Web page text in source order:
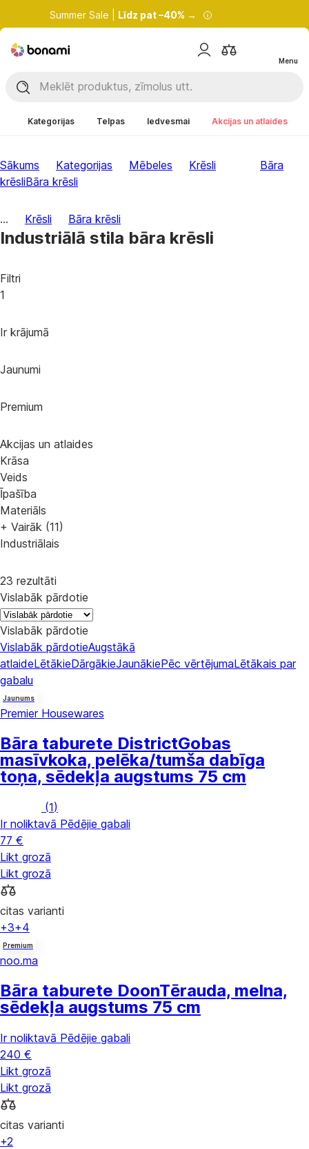
Summer Sale | Līdz pat –40% →
Menu
Kategorijas Telpas Iedvesmai Akcijas un atlaides
Sākums Kategorijas Mēbeles Krēsli
Bāra
krēsliBāra krēsli
... Krēsli Bāra krēsli
Industriālā stila bāra krēsli
Filtri
1
Ir krājumā
Jaunumi
Premium
Akcijas un atlaides
Krāsa
Veids
Īpašība
Materiāls
+ Vairāk (11)
Industriālais
23 rezultāti
Vislabāk pārdotie
Vislabāk pārdotie
Vislabāk pārdotieAugstākā
atlaideLētākieDārgākieJaunākiePēc vērtējumaLētākais par
gabalu
Jaunums
Premier Housewares
Bāra taburete DistrictGobas
masīvkoka, pelēka/tumša dabīga
toņa, sēdekļa augstums 75 cm
(1)
Ir noliktavā Pēdējie gabali
77 €
Likt grozā
Likt grozā
citas varianti
+3+4
Premium
noo.ma
Bāra taburete DoonTērauda, melna,
sēdekļa augstums 75 cm
Ir noliktavā Pēdējie gabali
240 €
Likt grozā
Likt grozā
citas varianti
+2